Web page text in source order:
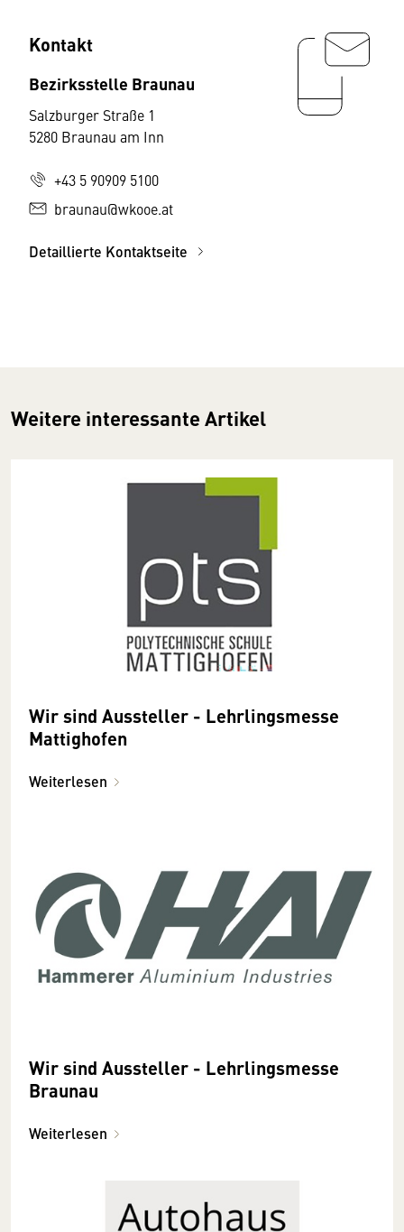
Kontakt
Bezirksstelle Braunau
Salzburger Straße 1
5280 Braunau am Inn
+43 5 90909 5100
braunau@wkooe.at
Detaillierte Kontaktseite
Weitere interessante Artikel
Wir sind Aussteller - Lehrlingsmesse
Mattighofen
Weiterlesen
Wir sind Aussteller - Lehrlingsmesse
Braunau
Weiterlesen